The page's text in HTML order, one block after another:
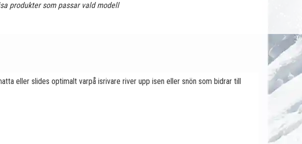
produkter som passar vald modell
eller slides optimalt varpå isrivare river upp isen eller snön som bidrar till